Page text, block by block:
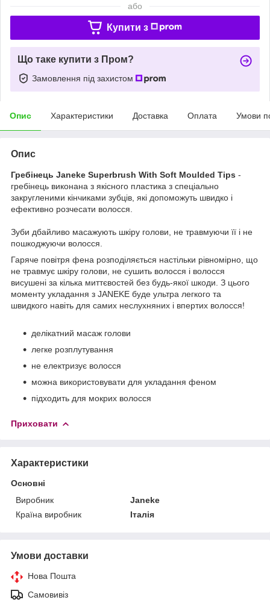
або
Купити з
Що таке купити з Пром?
Замовлення під захистом
Опис Характеристики Доставка Оплата Умови
Опис
Гребінець Janeke Superbrush With Soft Moulded Tips -
гребінець виконана з якісного пластика з спеціально
закругленими кінчиками зубців, які допоможуть швидко і
ефективно розчесати волосся.
Зуби дбайливо масажують шкіру голови, не травмуючи її і не
пошкоджуючи волосся.
Гаряче повітря фена розподіляється настільки рівномірно, що
не травмує шкіру голови, не сушить волосся і волосся
висушені за кілька миттєвостей без будь-якої шкоди. З цього
моменту укладання з JANEKE буде ультра легкого та
швидкого навіть для самих неслухняних і впертих волосся!
делікатний масаж голови
легке розплутування
не електризує волосся
можна використовувати для укладання феном
підходить для мокрих волосся
Приховати
Характеристики
Основні
Виробник
Janeke
Країна виробник
Італія
Умови доставки
Нова Пошта
Самовивіз